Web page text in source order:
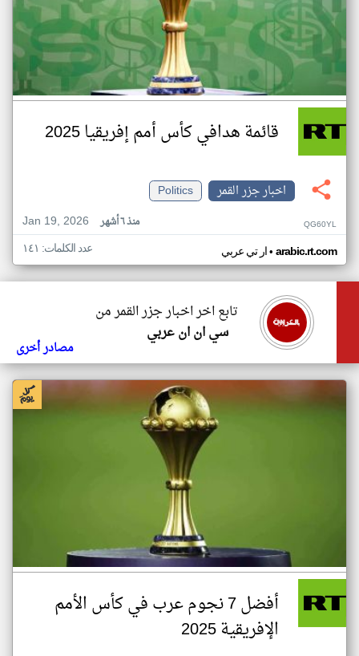
قائمة هدافي كأس أمم إفريقيا 2025
اخبار جزر القمر
Politics
Jan 19, 2026
منذ ٦ أشهر QG60YL
ار تي عربي• arabic.rt.com عدد الكلمات: ١٤١
تابع اخر اخبار جزر القمر من
سي ان ان عربي
مصادر أخرى
أفضل 7 نجوم عرب في كأس الأمم
الإفريقية 2025